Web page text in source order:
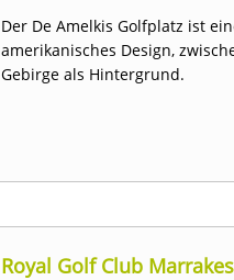
Der De Amelkis Golfplatz ist
amerikanisches Design,
Gebirge als Hintergrund.
Royal Golf Club